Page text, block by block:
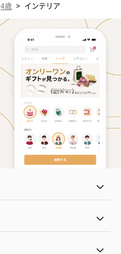
4歳 > インテリア